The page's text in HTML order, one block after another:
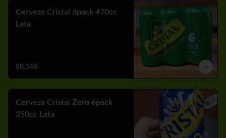
Cerveza Cristal 6pack 470cc
Lata
$8.340
Cerveza Cristal Zero 6pack
350cc Lata